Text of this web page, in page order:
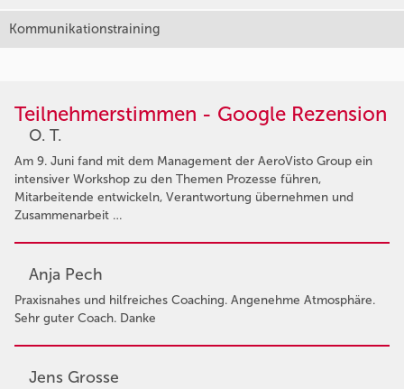
Kommunikationstraining
Teilnehmerstimmen - Google Rezension
O. T.
Am 9. Juni fand mit dem Management der AeroVisto Group ein
intensiver Workshop zu den Themen Prozesse führen,
Mitarbeitende entwickeln, Verantwortung übernehmen und
Zusammenarbeit …
Anja Pech
Praxisnahes und hilfreiches Coaching. Angenehme Atmosphäre.
Sehr guter Coach. Danke
Jens Grosse